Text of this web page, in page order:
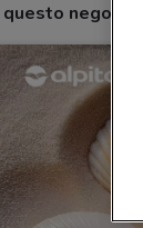
negozio